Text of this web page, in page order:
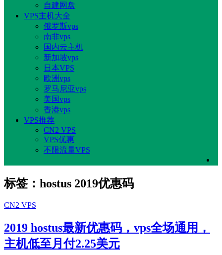
自建网盘
VPS主机大全
俄罗斯vps
南非vps
国内云主机
新加坡vps
日本VPS
欧洲vps
罗马尼亚vps
美国vps
香港vps
VPS推荐
CN2 VPS
VPS优惠
不限流量VPS
标签：hostus 2019优惠码
CN2 VPS
2019 hostus最新优惠码，vps全场通用，
主机低至月付2.25美元